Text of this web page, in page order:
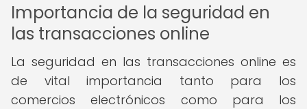
Importancia de la seguridad en
las transacciones online
La seguridad en las transacciones online es
de vital importancia tanto para los
comercios electrónicos como para los